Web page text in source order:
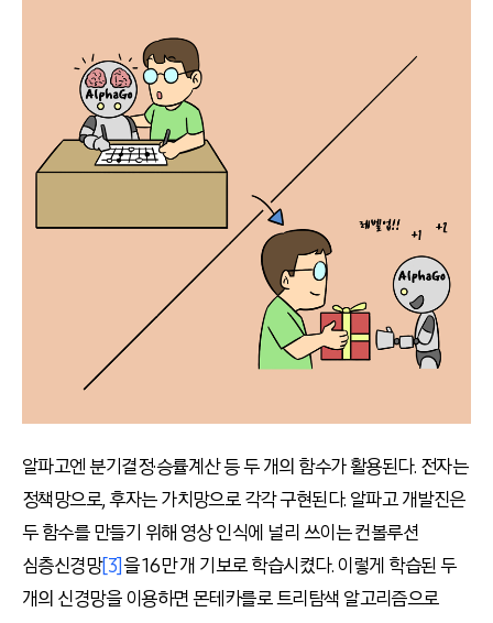
알파고엔 분기결정·승률계산 등 두 개의 함수가 활용된다. 전자는
정책망으로, 후자는 가치망으로 각각 구현된다. 알파고 개발진은
두 함수를 만들기 위해 영상 인식에 널리 쓰이는 컨볼루션
심층신경망[3]을 16만 개 기보로 학습시켰다. 이렇게 학습된 두
개의 신경망을 이용하면 몬테카를로 트리탐색 알고리즘으로